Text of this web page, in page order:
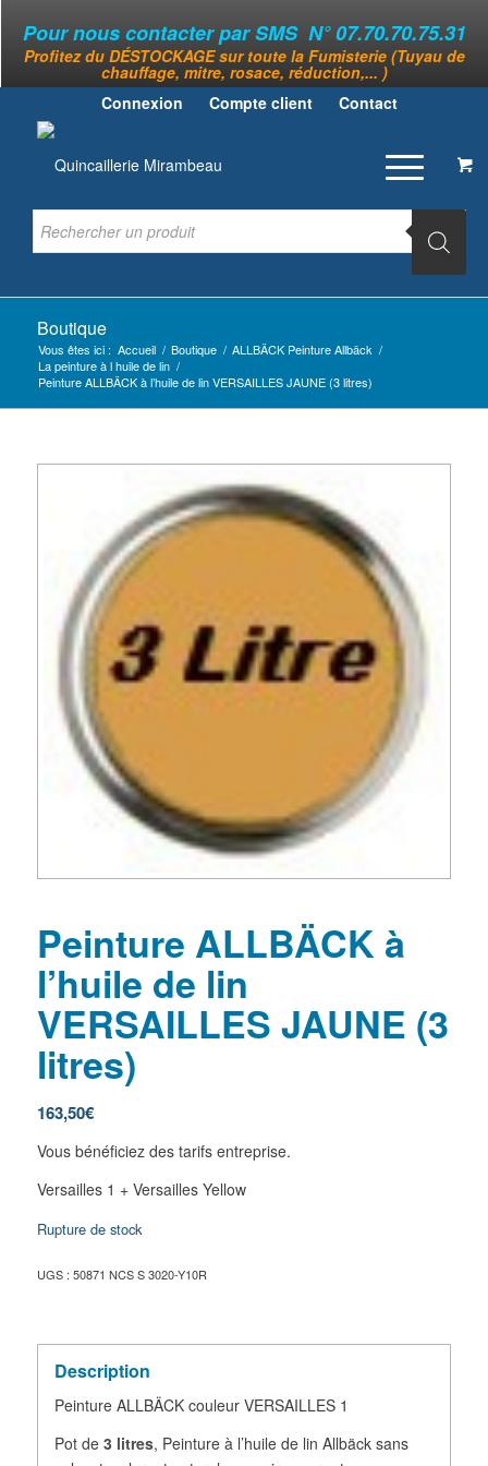
Pour nous contacter par SMS N° 07.70.70.75.31
Profitez du DÉSTOCKAGE sur toute la Fumisterie (Tuyau de
chauffage, mitre, rosace, réduction,... )
Connexion
Compte client Contact
Boutique
Vous êtes ici : Accueil / Boutique / ALLBÄCK Peinture Allbäck /
La peinture à l huile de lin /
Peinture ALLBÄCK à l’huile de lin VERSAILLES JAUNE (3 litres)
Peinture ALLBÄCK à
l’huile de lin
VERSAILLES JAUNE (3
litres)
163,50€
Vous bénéficiez des tarifs entreprise.
Versailles 1 + Versailles Yellow
Rupture de stock
UGS : 50871 NCS S 3020-Y10R
Description
Peinture ALLBÄCK couleur VERSAILLES 1
Pot de 3 litres, Peinture à l’huile de lin Allbäck sans